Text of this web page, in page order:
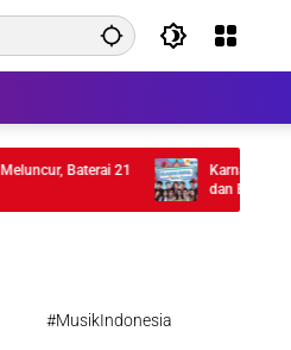
Baterai 21
Karnaval SCTV
dan Bintang
#MusikIndonesia